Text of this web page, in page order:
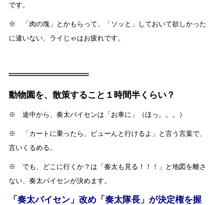
です。
※ 「肉の塊」とかもらって、「ソッと」しておいて欲しかった
に違いない、ライじゃはお疲れです。
動物園を、散策すること１時間半くらい？
※ 途中から、奏太パイセンは「お車に」（ほっ。。。）
※ 「カートに乗ったら、ビューんと行けるよ」と言う言葉で、
言いくるめる。
※ でも、どこに行くか？は「奏太も見る！！！」と地図を離さ
ない、奏太パイセンが決めます。
「奏太パイセン」改め「奏太隊長」が決定権を握